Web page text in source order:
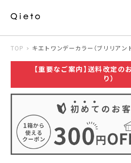
TOP キエトワンデーカラー（ブリリアン
【重要なご案内】送料改定の
り）